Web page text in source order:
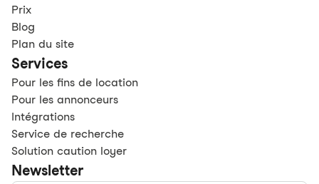
Prix
Blog
Plan du site
Services
Pour les fins de location
Pour les annonceurs
Intégrations
Service de recherche
Solution caution loyer
Newsletter